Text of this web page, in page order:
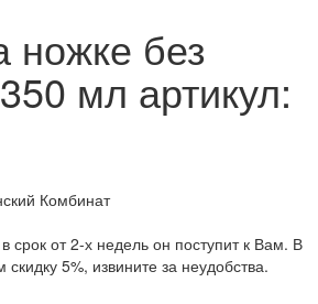
ножке без
мл артикул:
Комбинат
срок от 2-х недель он поступит к Вам. В
5%, извините за неудобства.